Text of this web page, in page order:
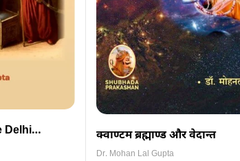
Delhi
क्वाण्टम ब्रह्माण्ड और वेदान्त
Dr. Mohan Lal Gupta